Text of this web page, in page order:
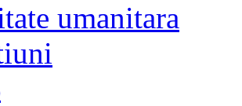
umanitara